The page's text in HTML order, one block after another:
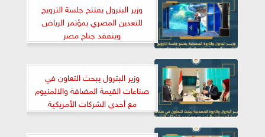
وزير البترول يفتتح جلسة الترويج
للتعدين المصري بمؤتمر الرياض
ويتفقد جناح مصر
وزير البترول يبحث التعاون في
صناعات القيمة المضافة والالمنيوم
مع أحدي الشركات الأمريكية